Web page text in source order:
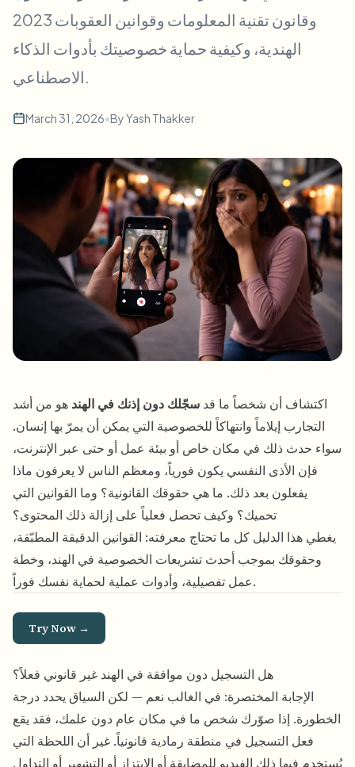
تبديل الوجه - فيديو
ذكاء الفيديو
طمس فيديوهات بالجملة
طمس الوجه بالجملة
خطوط أنابيب عالية الإنتاجية
طمس أي شيء
مناطق المؤسسات والسياسات والمراجعة
API & SDK
نموذج الاتصال
ذكاء الفيديو
إزالة الخلفية بالجملة
2023 وقانون تقنية المعلومات وقوانين العقوبات
الهندية، وكيفية حماية خصوصيتك بأدوات الذكاء
الاصطناعي.
March 31, 2026•ByYash Thakker
اكتشاف أن شخصاً ما قد سجّلك دون إذنك في الهند هو من أشد
التجارب إيلاماً وانتهاكاً للخصوصية التي يمكن أن يمرّ بها إنسان.
سواء حدث ذلك في مكان خاص أو بيئة عمل أو حتى عبر الإنترنت،
فإن الأذى النفسي يكون فورياً، ومعظم الناس لا يعرفون ماذا
يفعلون بعد ذلك. ما هي حقوقك القانونية؟ وما القوانين التي
تحميك؟ وكيف تحصل فعلياً على إزالة ذلك المحتوى؟
يغطي هذا الدليل كل ما تحتاج معرفته: القوانين الدقيقة المطبّقة،
وحقوقك بموجب أحدث تشريعات الخصوصية في الهند، وخطة
عمل تفصيلية، وأدوات عملية لحماية نفسك فوراً.
Try Now →
هل التسجيل دون موافقة في الهند غير قانوني فعلاً؟
الإجابة المختصرة: في الغالب نعم — لكن السياق يحدد درجة
الخطورة. إذا صوّرك شخص ما في مكان عام دون علمك، فقد يقع
فعل التسجيل في منطقة رمادية قانونياً. غير أن اللحظة التي
يُستخدم فيها ذلك الفيديو للمضايقة أو الابتزاز أو التشهير أو التداول